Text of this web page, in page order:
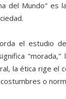
del Mundo" es
el estudio
la ética rige
o